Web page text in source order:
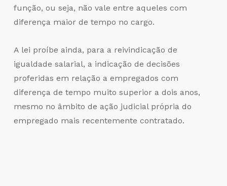
função, ou seja, não vale entre aqueles com
diferença maior de tempo no cargo.
A lei proíbe ainda, para a reivindicação de
igualdade salarial, a indicação de decisões
proferidas em relação a empregados com
diferença de tempo muito superior a dois anos,
mesmo no âmbito de ação judicial própria do
empregado mais recentemente contratado.